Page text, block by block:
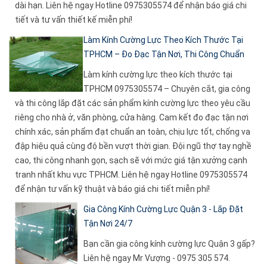
dài hạn. Liên hệ ngay Hotline 0975305574 để nhận báo giá chi
tiết và tư vấn thiết kế miễn phí!
Làm Kính Cường Lực Theo Kích Thước Tại
TPHCM – Đo Đạc Tận Nơi, Thi Công Chuẩn
Làm kính cường lực theo kích thước tại
TPHCM 0975305574 – Chuyên cắt, gia công
và thi công lắp đặt các sản phẩm kính cường lực theo yêu cầu
riêng cho nhà ở, văn phòng, cửa hàng. Cam kết đo đạc tận nơi
chính xác, sản phẩm đạt chuẩn an toàn, chịu lực tốt, chống va
đập hiệu quả cùng độ bền vượt thời gian. Đội ngũ thợ tay nghề
cao, thi công nhanh gọn, sạch sẽ với mức giá tận xưởng cạnh
tranh nhất khu vực TPHCM. Liên hệ ngay Hotline 0975305574
để nhận tư vấn kỹ thuật và báo giá chi tiết miễn phí!
Gia Công Kính Cường Lực Quận 3 - Lắp Đặt
Tận Nơi 24/7
Bạn cần gia công kính cường lực Quận 3 gấp?
Liên hệ ngay Mr Vượng - 0975 305 574.